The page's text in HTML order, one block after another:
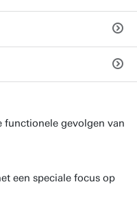
functionele gevolgen van
een speciale focus op